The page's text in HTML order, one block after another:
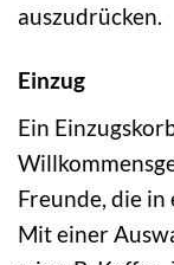
auszudrücken.
Einzug
Ein
Freunde, die in
Mit einer